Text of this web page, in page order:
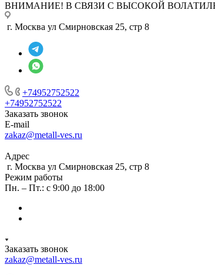
ВНИМАНИЕ! В СВЯЗИ С ВЫСОКОЙ
г. Москва ул Смирновская 25, стр 8
+74952752522
+74952752522
Заказать звонок
E-mail
zakaz@metall-ves.ru
Адрес
г. Москва ул Смирновская 25, стр 8
Режим работы
Пн. – Пт.: с 9:00 до 18:00
Заказать звонок
zakaz@metall-ves.ru